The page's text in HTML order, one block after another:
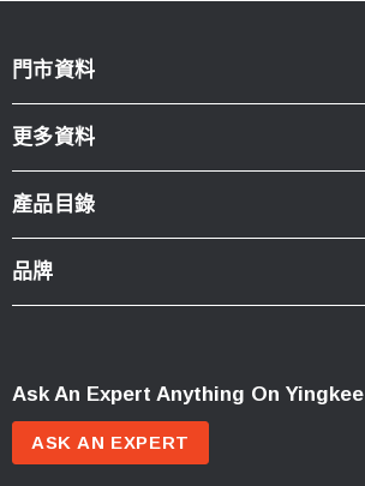
門市資料
更多資料
產品目錄
品牌
Ask An Expert Anything On Yingkee
ASK AN EXPERT